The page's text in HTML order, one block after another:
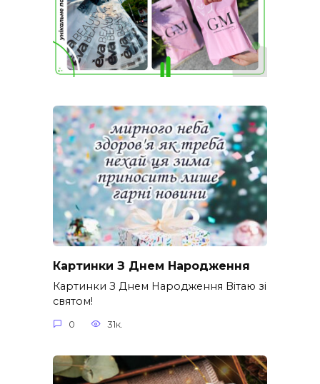
Картинки З Днем Народження
Картинки З Днем Народження Вітаю зі
святом!
0 31к.